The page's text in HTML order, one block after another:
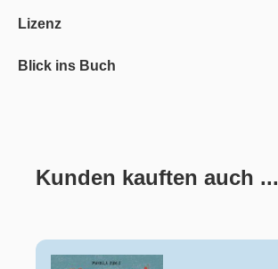
Lizenz
Blick ins Buch
Produktgalerie überspringen
Kunden kauften auch ...
"NEIN! Ich will das nicht!"